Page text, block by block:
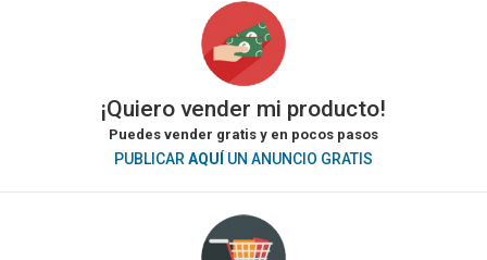
¡Quiero vender mi producto!
Puedes vender gratis y en pocos pasos
PUBLICAR AQUÍ UN ANUNCIO GRATIS